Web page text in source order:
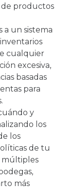
productos
a un sistema
cualquier
excesiva,
basadas
para
y
los
los
de tu
múltiples
más